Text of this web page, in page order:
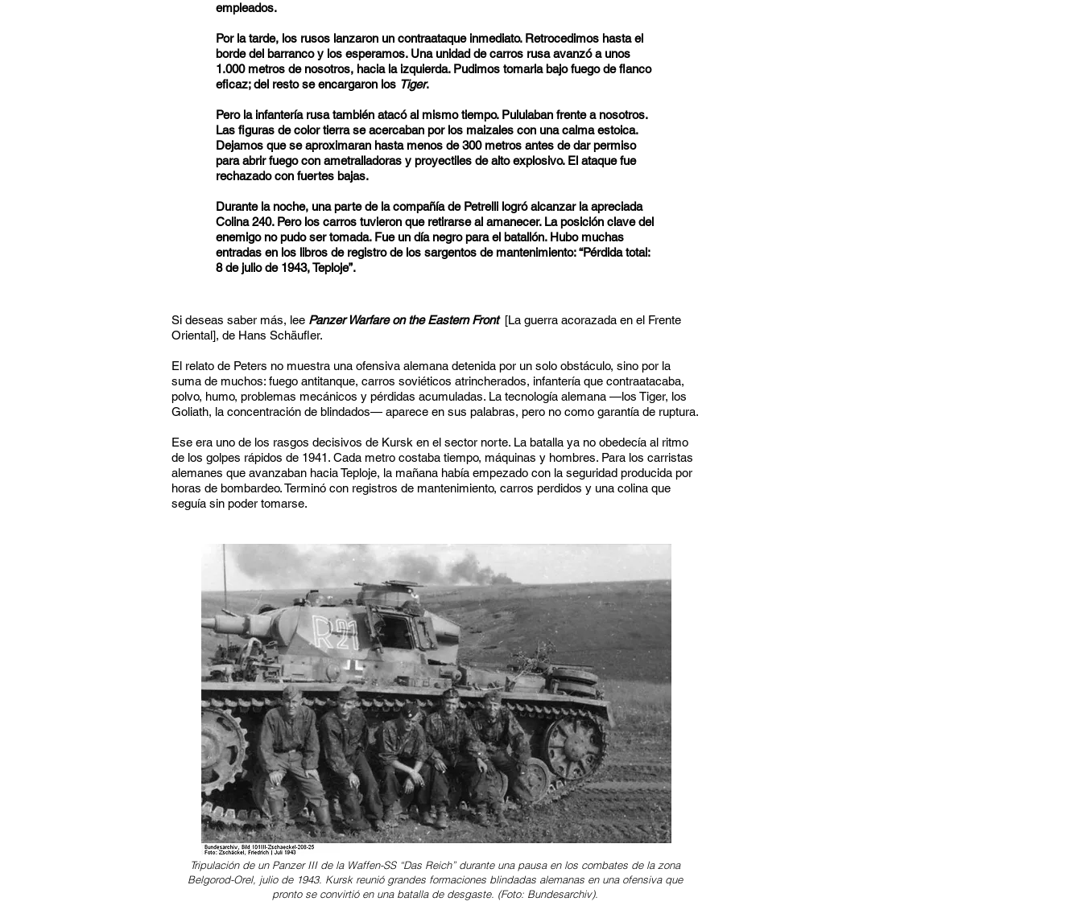
empleados.
Por la tarde, los rusos lanzaron un contraataque inmediato. Retrocedimos hasta el
borde del barranco y los esperamos. Una unidad de carros rusa avanzó a unos
1.000 metros de nosotros, hacia la izquierda. Pudimos tomarla bajo fuego de flanco
eficaz; del resto se encargaron los Tiger.
Pero la infantería rusa también atacó al mismo tiempo. Pululaban frente a nosotros.
Las figuras de color tierra se acercaban por los maizales con una calma estoica.
Dejamos que se aproximaran hasta menos de 300 metros antes de dar permiso
para abrir fuego con ametralladoras y proyectiles de alto explosivo. El ataque fue
rechazado con fuertes bajas.
Durante la noche, una parte de la compañía de Petrelli logró alcanzar la apreciada
Colina 240. Pero los carros tuvieron que retirarse al amanecer. La posición clave del
enemigo no pudo ser tomada. Fue un día negro para el batallón. Hubo muchas
entradas en los libros de registro de los sargentos de mantenimiento: “Pérdida total:
8 de julio de 1943, Teploje”.
Si deseas saber más, lee Panzer Warfare on the Eastern Front[La guerra acorazada en el Frente
Oriental], de Hans Schäufler.
El relato de Peters no muestra una ofensiva alemana detenida por un solo obstáculo, sino por la
suma de muchos: fuego antitanque, carros soviéticos atrincherados, infantería que contraatacaba,
polvo, humo, problemas mecánicos y pérdidas acumuladas. La tecnología alemana —los Tiger, los
Goliath, la concentración de blindados— aparece en sus palabras, pero no como garantía de ruptura.
Ese era uno de los rasgos decisivos de Kursk en el sector norte. La batalla ya no obedecía al ritmo
de los golpes rápidos de 1941. Cada metro costaba tiempo, máquinas y hombres. Para los carristas
alemanes que avanzaban hacia Teploje, la mañana había empezado con la seguridad producida por
horas de bombardeo. Terminó con registros de mantenimiento, carros perdidos y una colina que
seguía sin poder tomarse.
Tripulación de un Panzer III de la Waffen-SS “Das Reich” durante una pausa en los combates de la zona
Belgorod-Orel, julio de 1943. Kursk reunió grandes formaciones blindadas alemanas en una ofensiva que
pronto se convirtió en una batalla de desgaste. (Foto: Bundesarchiv).